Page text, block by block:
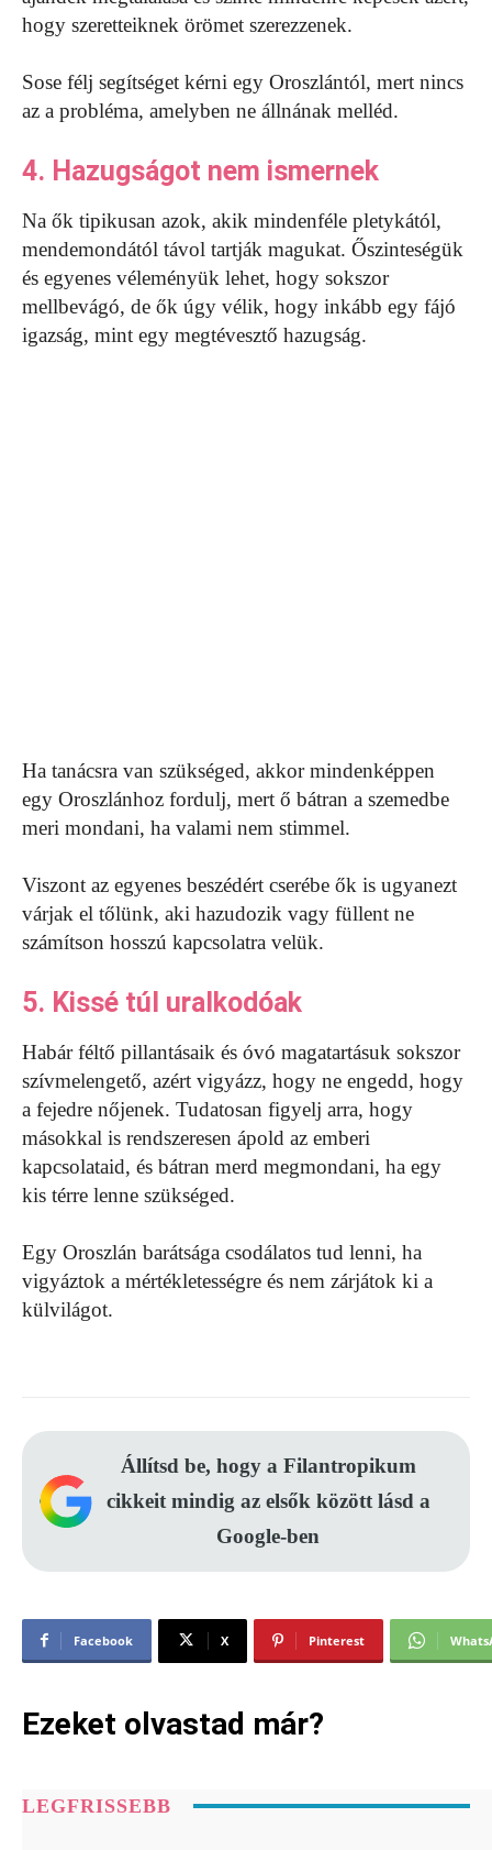
hogy szeretteiknek örömet szerezzenek.
Sose félj segítséget kérni egy Oroszlántól, mert nincs
az a probléma, amelyben ne állnának melléd.
4. Hazugságot nem ismernek
Na ők tipikusan azok, akik mindenféle pletykától,
mendemondától távol tartják magukat. Őszinteségük
és egyenes véleményük lehet, hogy sokszor
mellbevágó, de ők úgy vélik, hogy inkább egy fájó
igazság, mint egy megtévesztő hazugság.
Ha tanácsra van szükséged, akkor mindenképpen
egy Oroszlánhoz fordulj, mert ő bátran a szemedbe
meri mondani, ha valami nem stimmel.
Viszont az egyenes beszédért cserébe ők is ugyanezt
várjak el tőlünk, aki hazudozik vagy füllent ne
számítson hosszú kapcsolatra velük.
5. Kissé túl uralkodóak
Habár féltő pillantásaik és óvó magatartásuk sokszor
szívmelengető, azért vigyázz, hogy ne engedd, hogy
a fejedre nőjenek. Tudatosan figyelj arra, hogy
másokkal is rendszeresen ápold az emberi
kapcsolataid, és bátran merd megmondani, ha egy
kis térre lenne szükséged.
Egy Oroszlán barátsága csodálatos tud lenni, ha
vigyáztok a mértékletességre és nem zárjátok ki a
külvilágot.
Állítsd be, hogy a Filantropikum
cikkeit mindig az elsők között lásd a
Google-ben
Facebook X Pinterest
Ezeket olvastad már?
LEGFRISSEBB